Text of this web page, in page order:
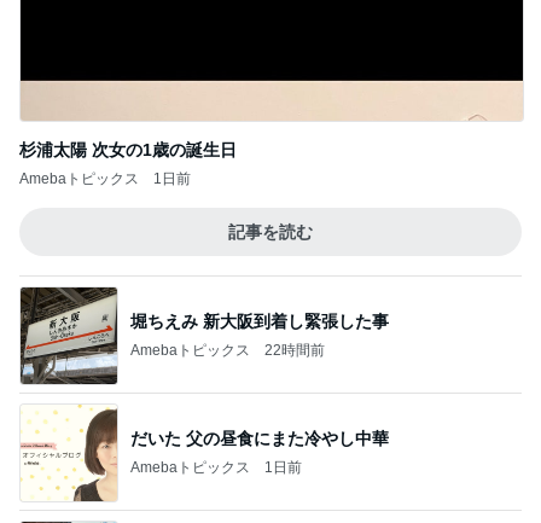
杉浦太陽 次女の1歳の誕生日
Amebaトピックス 1日前
記事を読む
堀ちえみ 新大阪到着し緊張した事
Amebaトピックス 22時間前
だいた 父の昼食にまた冷やし中華
Amebaトピックス 1日前